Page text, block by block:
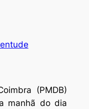
(PMDB)
manhã do dia